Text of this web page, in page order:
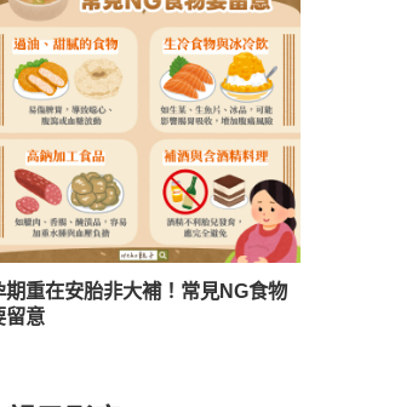
孩子誤吞東西好危險！３情況要當心